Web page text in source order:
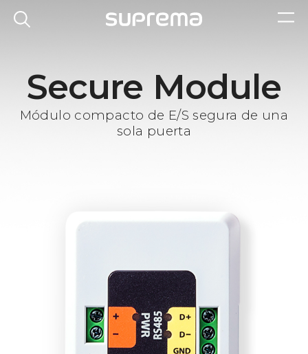
Secure Module
Módulo compacto de E/S segura de una
sola puerta